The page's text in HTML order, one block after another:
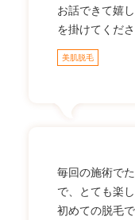
お話できて嬉
を掛けてくだ
美肌脱毛
毎回の施術で
で、とても楽
初めての脱毛